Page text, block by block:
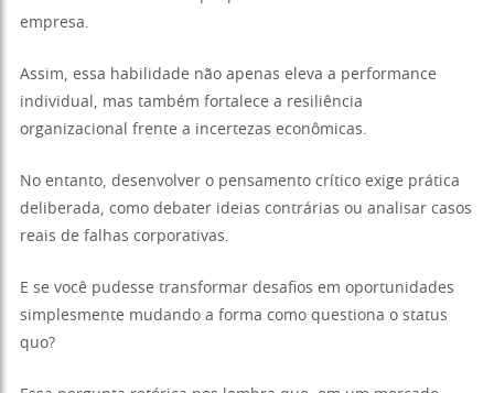
empresa.
Assim, essa habilidade não apenas eleva a performance
individual, mas também fortalece a resiliência
organizacional frente a incertezas econômicas.
No entanto, desenvolver o pensamento crítico exige prática
deliberada, como debater ideias contrárias ou analisar casos
reais de falhas corporativas.
E se você pudesse transformar desafios em oportunidades
simplesmente mudando a forma como questiona o status
quo?